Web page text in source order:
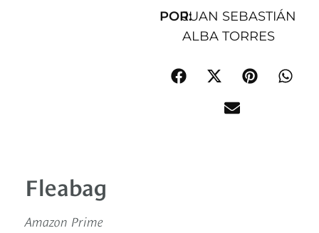
POR:JUAN SEBASTIÁN
ALBA TORRES
Fleabag
Amazon Prime